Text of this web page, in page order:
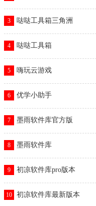
3 哒哒工具箱三角洲
4 哒哒工具箱
5 嗨玩云游戏
6 优学小助手
7 墨雨软件库官方版
8 墨雨软件库
9 初凉软件库pro版本
10 初凉软件库最新版本